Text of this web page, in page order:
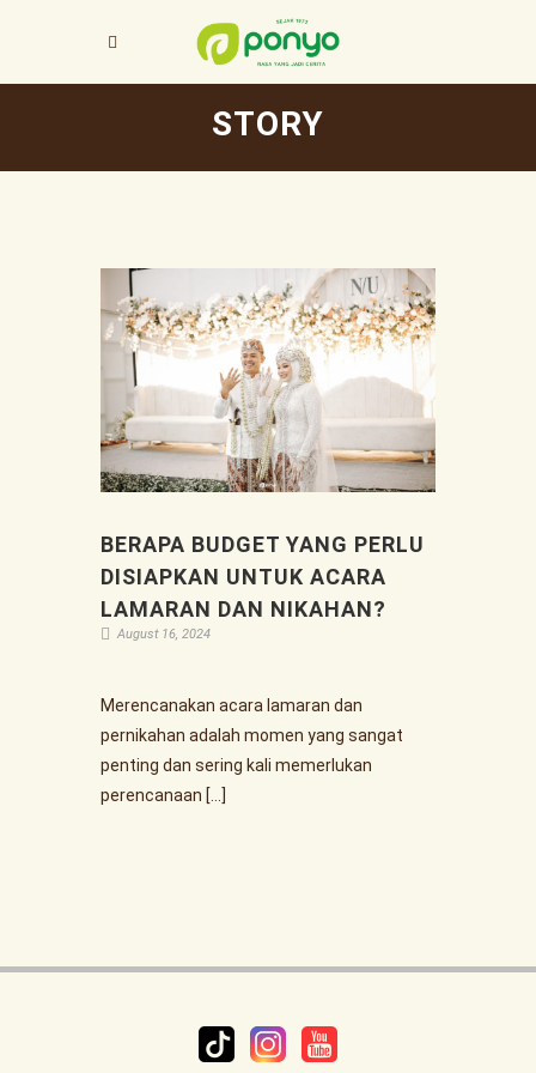
STORY
BERAPA BUDGET YANG PERLU
DISIAPKAN UNTUK ACARA
LAMARAN DAN NIKAHAN?
August 16, 2024
Merencanakan acara lamaran dan
pernikahan adalah momen yang sangat
penting dan sering kali memerlukan
perencanaan […]